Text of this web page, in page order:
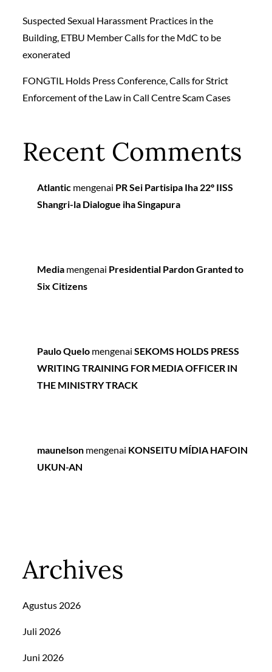
Suspected Sexual Harassment Practices in the
Building, ETBU Member Calls for the MdC to be
exonerated
FONGTIL Holds Press Conference, Calls for Strict
Enforcement of the Law in Call Centre Scam Cases
Recent Comments
Atlantic mengenai PR Sei Partisipa Iha 22º IISS
Shangri-la Dialogue iha Singapura
Media mengenai Presidential Pardon Granted to
Six Citizens
Paulo Quelo mengenaiSEKOMS HOLDS PRESS
WRITING TRAINING FOR MEDIA OFFICER IN
THE MINISTRY TRACK
maunelson mengenai KONSEITU MÍDIA HAFOIN
UKUN-AN
Archives
Agustus 2026
Juli 2026
Juni 2026